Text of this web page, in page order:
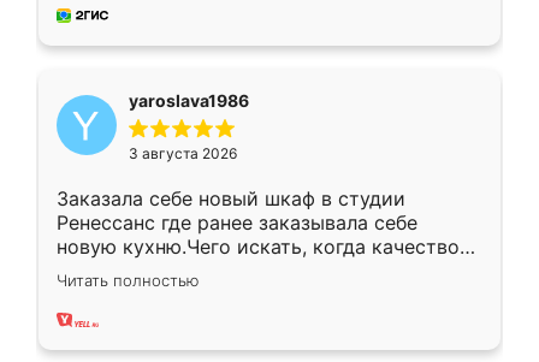
мебель за качественную работу!
yaroslava1986
3 августа 2026
Заказала себе новый шкаф в студии
Ренессанс где ранее заказывала себе
новую кухню.Чего искать, когда качеством
вполне довольна. Служит кухня уже почти
два года, нареканий нет.
Читать полностью